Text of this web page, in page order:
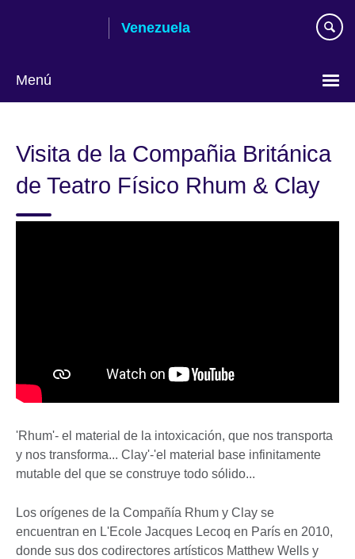
Venezuela
Menú
idioma
Visita de la Compañia Británica
de Teatro Físico Rhum & Clay
'Rhum'- el material de la intoxicación, que nos transporta
y nos transforma... Clay'-'el material base infinitamente
mutable del que se construye todo sólido...
Los orígenes de la Compañía Rhum y Clay se
encuentran en L'Ecole Jacques Lecoq en París en 2010,
donde sus dos codirectores artísticos Matthew Wells y